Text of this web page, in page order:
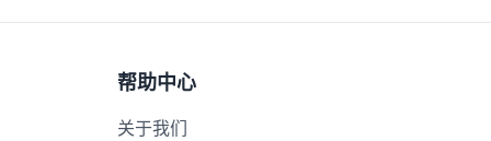
帮助中心
关于我们